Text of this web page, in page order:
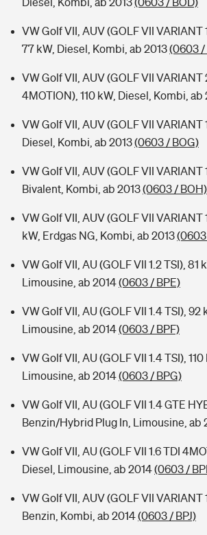
VW Golf VII, AUV (GOLF VII VARIANT
77 kW, Diesel, Kombi, ab 2013(0603 /
VW Golf VII, AUV (GOLF VII VARIANT
4MOTION), 110 kW, Diesel, Kombi, ab
VW Golf VII, AUV (GOLF VII VARIANT
Diesel, Kombi, ab 2013(0603 / BOG)
VW Golf VII, AUV (GOLF VII VARIANT
Bivalent, Kombi, ab 2013(0603 / BOH)
VW Golf VII, AUV (GOLF VII VARIANT
kW, Erdgas NG, Kombi, ab 2013(0603
VW Golf VII, AU (GOLF VII 1.2 TSI), 81
Limousine, ab 2014(0603 / BPE)
VW Golf VII, AU (GOLF VII 1.4 TSI), 92
Limousine, ab 2014(0603 / BPF)
VW Golf VII, AU (GOLF VII 1.4 TSI), 110
Limousine, ab 2014(0603 / BPG)
VW Golf VII, AU (GOLF VII 1.4 GTE
Benzin/Hybrid Plug In, Limousine, ab
VW Golf VII, AU (GOLF VII 1.6 TDI
Diesel, Limousine, ab 2014(0603 /
VW Golf VII, AUV (GOLF VII VARIANT
Benzin, Kombi, ab 2014(0603 / BPJ)